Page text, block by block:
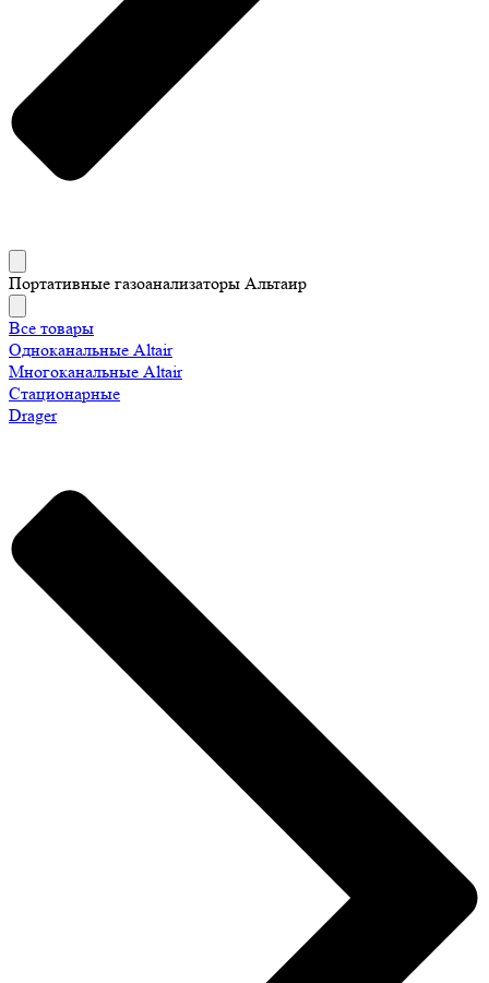
Портативные газоанализаторы Альтаир
Все товары
Одноканальные Altair
Многоканальные Altair
Стационарные
Drager